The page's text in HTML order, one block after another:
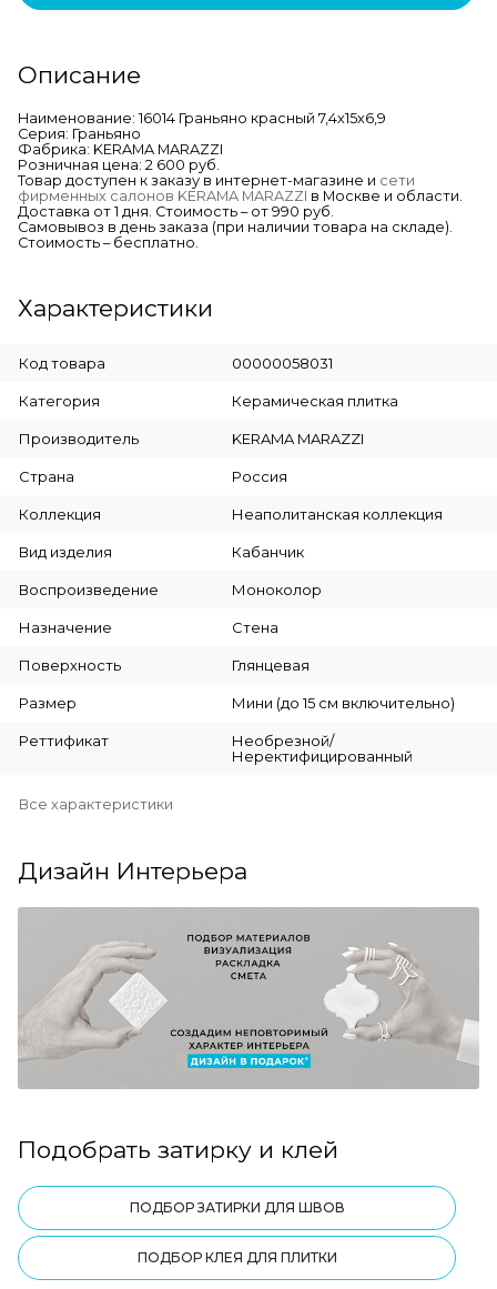
Описание
Наименование: 16014 Граньяно красный 7,4х15х6,9
Серия: Граньяно
Фабрика: KERAMA MARAZZI
Розничная цена: 2 600 руб.
Товар доступен к заказу в интернет-магазине и сети
фирменных салонов KERAMA MARAZZI в Москве и области.
Доставка от 1 дня. Стоимость – от 990 руб.
Самовывоз в день заказа (при наличии товара на складе).
Стоимость – бесплатно.
Характеристики
Код товара 00000058031
Категория Керамическая плитка
Производитель KERAMA MARAZZI
Страна Россия
Коллекция Неаполитанская коллекция
Вид изделия Кабанчик
Воспроизведение Моноколор
Назначение Стена
Поверхность Глянцевая
Размер Мини (до 15 см включительно)
Реттификат
Необрезной/
Неректифицированный
Все характеристики
Дизайн Интерьера
Подобрать затирку и клей
ПОДБОР ЗАТИРКИ ДЛЯ ШВОВ
ПОДБОР КЛЕЯ ДЛЯ ПЛИТКИ